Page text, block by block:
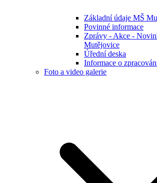
Základní údaje MŠ
Povinné informace
Zprávy - Akce -
Mutějovice
Úřední deska
Informace o
Foto a video galerie